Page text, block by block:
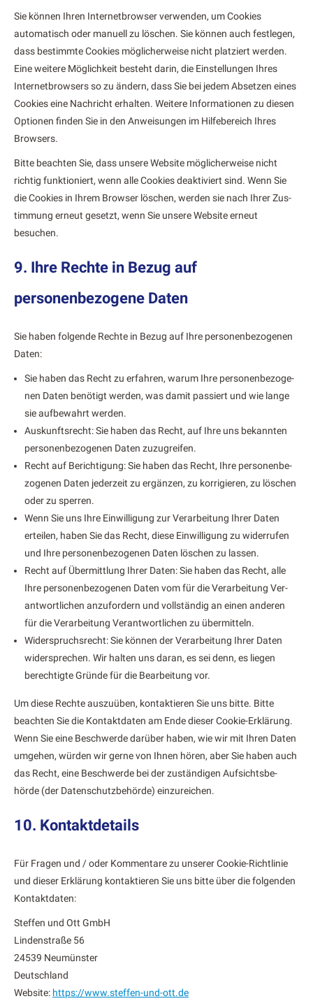
Sie kön­nen Ihren Inter­net­brows­er ver­wen­den, um Cook­ies
automa­tisch oder manuell zu löschen. Sie kön­nen auch fes­tle­gen,
dass bes­timmte Cook­ies möglicher­weise nicht platziert wer­den.
Eine weit­ere Möglichkeit beste­ht darin, die Ein­stel­lun­gen Ihres
Inter­net­browsers so zu ändern, dass Sie bei jedem Abset­zen eines
Cook­ies eine Nachricht erhal­ten. Weit­ere Infor­ma­tio­nen zu diesen
Optio­nen find­en Sie in den Anweisun­gen im Hil­febere­ich Ihres
Browsers.
Bitte beacht­en Sie, dass unsere Web­site möglicher­weise nicht
richtig funk­tion­iert, wenn alle Cook­ies deak­tiviert sind. Wenn Sie
die Cook­ies in Ihrem Brows­er löschen, wer­den sie nach Ihrer Zus­
tim­mung erneut geset­zt, wenn Sie unsere Web­site erneut
besuchen.
9. Ihre Rechte in Bezug auf
personenbezogene Daten
Sie haben fol­gende Rechte in Bezug auf Ihre per­so­n­en­be­zo­ge­nen
Dat­en:
Sie haben das Recht zu erfahren, warum Ihre per­so­n­en­be­zo­ge­
nen Dat­en benötigt wer­den, was damit passiert und wie lange
sie auf­be­wahrt wer­den.
Auskun­ft­srecht: Sie haben das Recht, auf Ihre uns bekan­nten
per­so­n­en­be­zo­ge­nen Dat­en zuzu­greifen.
Recht auf Berich­ti­gung: Sie haben das Recht, Ihre per­so­n­en­be­
zo­ge­nen Dat­en jed­erzeit zu ergänzen, zu kor­rigieren, zu löschen
oder zu sper­ren.
Wenn Sie uns Ihre Ein­willi­gung zur Ver­ar­beitung Ihrer Dat­en
erteilen, haben Sie das Recht, diese Ein­willi­gung zu wider­rufen
und Ihre per­so­n­en­be­zo­ge­nen Dat­en löschen zu lassen.
Recht auf Über­mit­tlung Ihrer Dat­en: Sie haben das Recht, alle
Ihre per­so­n­en­be­zo­ge­nen Dat­en vom für die Ver­ar­beitung Ver­
ant­wortlichen anzu­fordern und voll­ständig an einen anderen
für die Ver­ar­beitung Ver­ant­wortlichen zu über­mit­teln.
Wider­spruch­srecht: Sie kön­nen der Ver­ar­beitung Ihrer Dat­en
wider­sprechen. Wir hal­ten uns daran, es sei denn, es liegen
berechtigte Gründe für die Bear­beitung vor.
Um diese Rechte auszuüben, kon­tak­tieren Sie uns bitte. Bitte
beacht­en Sie die Kon­tak­t­dat­en am Ende dieser Cook­ie-Erk­lärung.
Wenn Sie eine Beschw­erde darüber haben, wie wir mit Ihren Dat­en
umge­hen, wür­den wir gerne von Ihnen hören, aber Sie haben auch
das Recht, eine Beschw­erde bei der zuständi­gen Auf­sichts­be­
hörde (der Daten­schutzbe­hörde) einzure­ichen.
10. Kontaktdetails
Für Fra­gen und / oder Kom­mentare zu unser­er Cook­ie-Richtlin­ie
und dieser Erk­lärung kon­tak­tieren Sie uns bitte über die fol­gen­den
Kon­tak­t­dat­en:
Stef­fen und Ott GmbH
Lin­den­straße 56
24539 Neumün­ster
Deutsch­land
Web­site: https://www.steffen-und-ott.de